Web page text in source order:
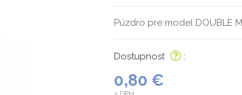
Púzdro pre model DOUBLE
Dostupnosť :
0,80 €